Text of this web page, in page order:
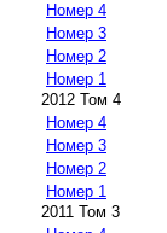
Номер 4
Номер 3
Номер 2
Номер 1
2012 Том 4
Номер 4
Номер 3
Номер 2
Номер 1
2011 Том 3